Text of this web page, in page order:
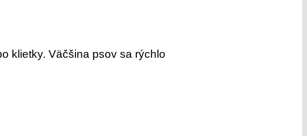
klietky. Väčšina psov sa rýchlo